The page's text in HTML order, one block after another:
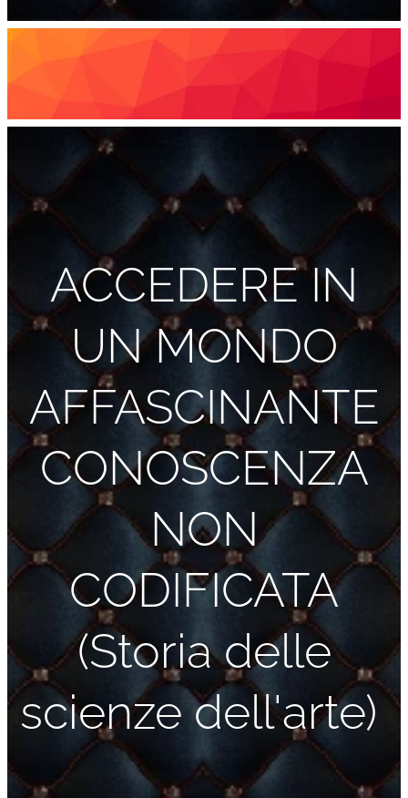
ACCEDERE IN
UN MONDO
AFFASCINANTE
CONOSCENZA
NON
CODIFICATA
(Storia delle
scienze dell'arte)